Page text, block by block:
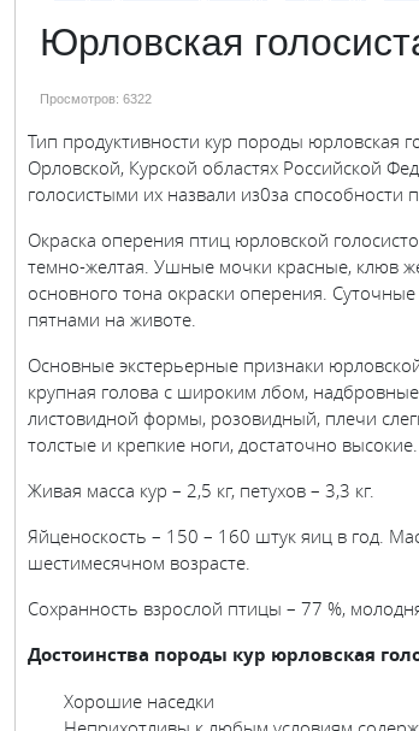
Юрловская
Просмотров: 6322
Тип продуктивности кур породы юрловская
Орловской, Курской областях Российской
голосистыми их назвали из0за способности
Окраска оперения птиц юрловской
темно-желтая. Ушные мочки красные, клюв
основного тона окраски оперения.
пятнами на животе.
Основные экстерьерные признаки
крупная голова с широким лбом,
листовидной формы, розовидный, плечи
толстые и крепкие ноги, достаточно высокие.
Живая масса кур – 2,5 кг, петухов – 3,3 кг.
Яйценоскость – 150 – 160 штук яиц в год.
шестимесячном возрасте.
Сохранность взрослой птицы – 77 %,
Достоинства породы кур юрловская
Хорошие наседки